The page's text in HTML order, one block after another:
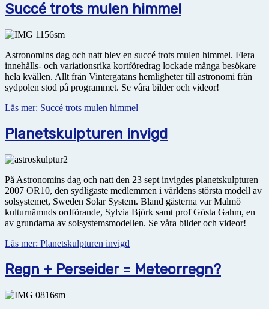
Succé trots mulen himmel
Astronomins dag och natt blev en succé trots mulen himmel. Flera
innehålls- och variationsrika kortföredrag lockade många besökare
hela kvällen. Allt från Vintergatans hemligheter till astronomi från
sydpolen stod på programmet. Se våra bilder och videor!
Läs mer: Succé trots mulen himmel
Planetskulpturen invigd
På Astronomins dag och natt den 23 sept invigdes planetskulpturen
2007 OR10, den sydligaste medlemmen i världens största modell av
solsystemet, Sweden Solar System. Bland gästerna var Malmö
kulturnämnds ordförande, Sylvia Björk samt prof Gösta Gahm, en
av grundarna av solsystemsmodellen. Se våra bilder och videor!
Läs mer: Planetskulpturen invigd
Regn + Perseider = Meteorregn?